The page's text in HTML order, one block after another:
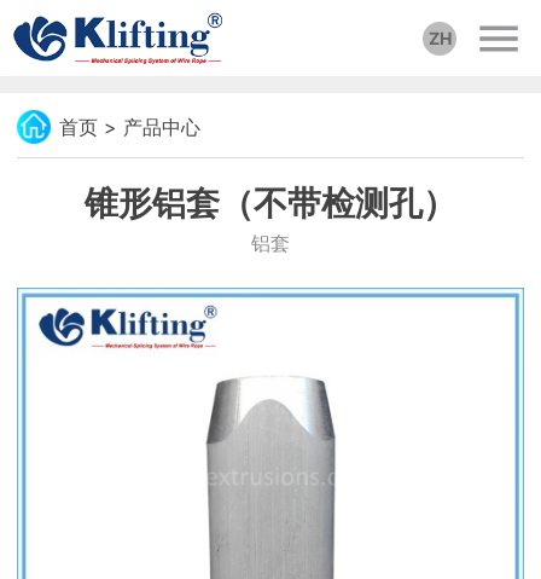
ZH
首页 > 产品中心
锥形铝套（不带检测孔）
铝套